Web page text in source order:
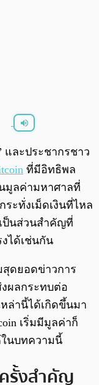
และประชากรชาว
ที่มีอิทธิพล
มูลค่ามหาศาลที่
ะทั่งเม็ดเงินที่ไหล
ป็นส่วนสำคัญที่
ได้เช่นกัน
สุดยอดข่าวการ
ผลกระทบต่อ
ล่านี้ได้เกิดขึ้นมา
เริ่มมีมูลค่าก็
ในบทความนี้
รั้งสำคัญ